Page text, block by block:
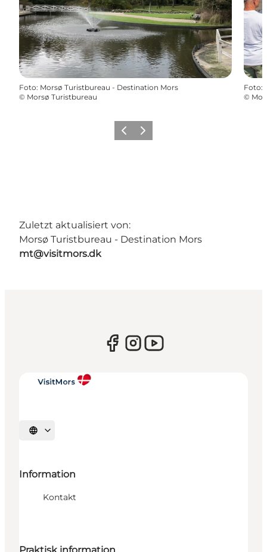
Foto: Morsø Turistbureau - Destination Mors
© Morsø Turistbureau
Foto:
©
Vorherige Folie
Nächste Folie
Zuletzt aktualisiert von:
Morsø Turistbureau - Destination Mors
mt@visitmors.dk
Sprache auswählen
Information
Kontakt